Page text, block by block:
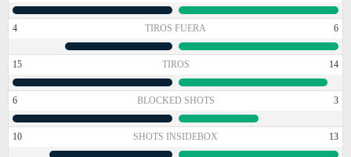
4 TIROS FUERA 6
15 TIROS 14
6 BLOCKED SHOTS 3
10 SHOTS INSIDEBOX 13